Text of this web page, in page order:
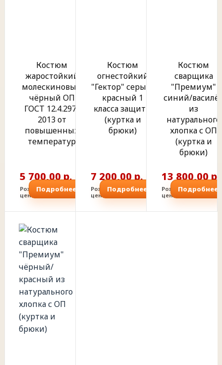
Костюм
жаростойкий
молескиновый
чёрный ОП
ГОСТ 12.4.297-
2013 от
повышенных
температур
5 700,00 р.
Розничная
цена
Подробнее
Костюм
огнестойкий
"Гектор" серый/
красный 1
класса защиты
(куртка и
брюки)
7 200,00 р.
Розничная
цена
Подробнее
Костюм
сварщика
"Премиум"
синий/
из
натурального
хлопка с ОП
(куртка и
брюки)
13 800,00 р.
Розничная
цена
Подробнее